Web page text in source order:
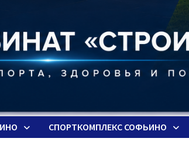
СПОРТКОМПЛЕКС СОФЬИНО